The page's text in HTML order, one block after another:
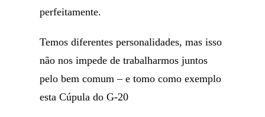
perfeitamente.
Temos diferentes personalidades, mas isso
não nos impede de trabalharmos juntos
pelo bem comum – e tomo como exemplo
esta Cúpula do G-20